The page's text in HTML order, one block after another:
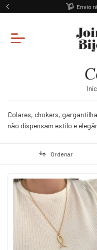
Envio
Colares, chokers,
não dispensam estilo e
Ordenar